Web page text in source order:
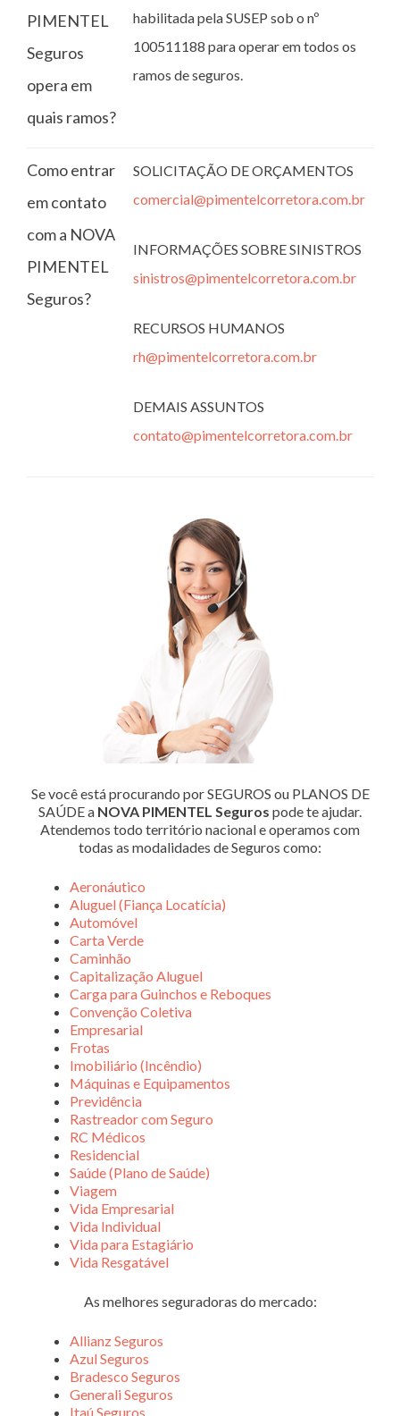
PIMENTEL
Seguros
opera em
quais ramos?
habilitada pela SUSEP sob o nº
100511188 para operar em todos os
ramos de seguros.
Como entrar
em contato
com a NOVA
PIMENTEL
Seguros?
SOLICITAÇÃO DE ORÇAMENTOS
comercial@pimentelcorretora.com.br
INFORMAÇÕES SOBRE SINISTROS
sinistros@pimentelcorretora.com.br
RECURSOS HUMANOS
rh@pimentelcorretora.com.br
DEMAIS ASSUNTOS
contato@pimentelcorretora.com.br
Se você está procurando por SEGUROS ou PLANOS DE
SAÚDE a NOVA PIMENTEL Seguros pode te ajudar.
Atendemos todo território nacional e operamos com
todas as modalidades de Seguros como:
Aeronáutico
Aluguel (Fiança Locatícia)
Automóvel
Carta Verde
Caminhão
Capitalização Aluguel
Carga para Guinchos e Reboques
Convenção Coletiva
Empresarial
Frotas
Imobiliário (Incêndio)
Máquinas e Equipamentos
Previdência
Rastreador com Seguro
RC Médicos
Residencial
Saúde (Plano de Saúde)
Viagem
Vida Empresarial
Vida Individual
Vida para Estagiário
Vida Resgatável
As melhores seguradoras do mercado:
Allianz Seguros
Azul Seguros
Bradesco Seguros
Generali Seguros
Itaú Seguros